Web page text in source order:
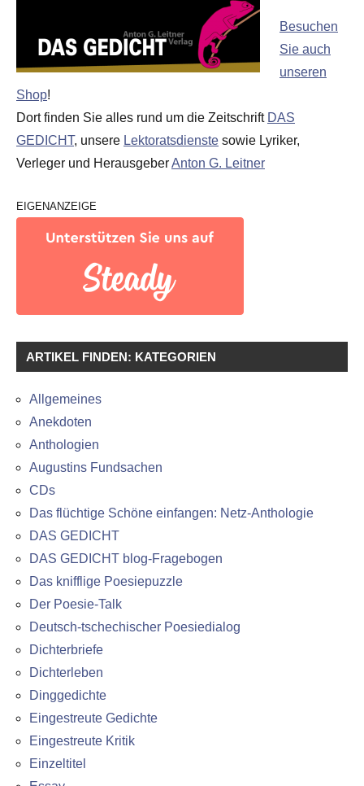
Besuchen
Sie auch
unseren
Shop!
Dort finden Sie alles rund um die Zeitschrift DAS
GEDICHT, unsere Lektoratsdienste sowie Lyriker,
Verleger und HerausgeberAnton G. Leitner
EIGENANZEIGE
ARTIKEL FINDEN: KATEGORIEN
Allgemeines
Anekdoten
Anthologien
Augustins Fundsachen
CDs
Das flüchtige Schöne einfangen: Netz-Anthologie
DAS GEDICHT
DAS GEDICHT blog-Fragebogen
Das knifflige Poesiepuzzle
Der Poesie-Talk
Deutsch-tschechischer Poesiedialog
Dichterbriefe
Dichterleben
Dinggedichte
Eingestreute Gedichte
Eingestreute Kritik
Einzeltitel